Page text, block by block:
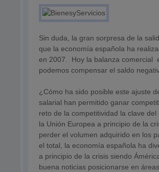
Sin duda, la gran sorpresa de la
que la economía española ha
en 2007. Hoy la balanza comercial
podemos compensar el saldo
¿Cómo ha sido posible este ajuste
salarial han permitido ganar
reto de la competitividad la clave
la Unión Europea a principio de la
perder el volumen adquirido en los
el total, la economía española ha
a principio de la crisis siendo
buena noticias posicionarse en